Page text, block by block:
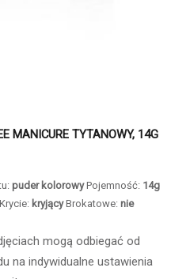
MANICURE TYTANOWY, 14G
puder kolorowyPojemność: 14g
Krycie: kryjącyBrokatowe: nie
mogą odbiegać od
na indywidualne ustawienia